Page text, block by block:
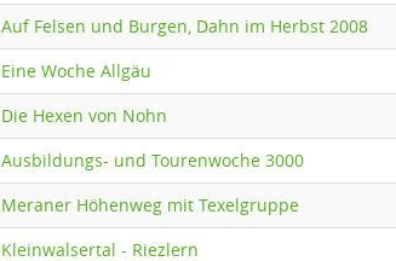
Auf Felsen und Burgen, Dahn im Herbst 2008
Eine Woche Allgäu
Die Hexen von Nohn
Ausbildungs- und Tourenwoche 3000
Meraner Höhenweg mit Texelgruppe
Kleinwalsertal - Riezlern